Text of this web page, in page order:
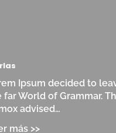
Ipsum decided to
far World of Grammar.
advised…